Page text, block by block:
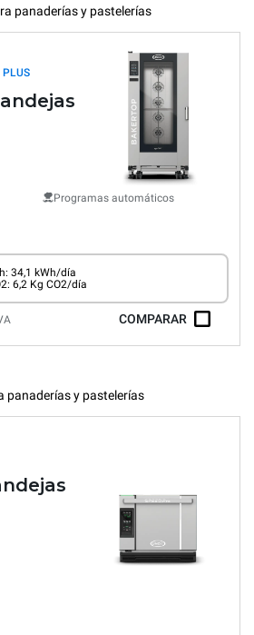
panaderías y pastelerías
PLUS
Programas automáticos
34,1 kWh/día
6,2 Kg CO2/día
COMPARAR
panaderías y pastelerías